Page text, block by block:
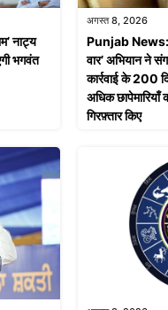
नाट्य
भगवंत
अगस्त 8, 2026
Punjab News:
वार’ अभियान ने
कार्रवाई के 200
अधिक छापेमारियाँ
गिरफ़्तार किए